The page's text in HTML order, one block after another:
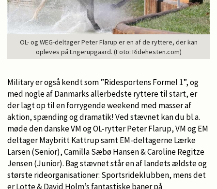
OL- og WEG-deltager Peter Flarup er en af de ryttere, der kan
opleves på Engerupgaard. (Foto: Ridehesten.com)
Military er også kendt som ”Ridesportens Formel 1”, og
med nogle af Danmarks allerbedste ryttere til start, er
der lagt op til en forrygende weekend med masser af
aktion, spænding og dramatik! Ved stævnet kan du bl.a.
møde den danske VM og OL-rytter Peter Flarup, VM og EM
deltager Maybritt Kattrup samt EM-deltagerne Lærke
Larsen (Senior), Camilla Sæbø Hansen & Caroline Regitze
Jensen (Junior). Bag stævnet står en af landets ældste og
største rideorganisationer: Sportsrideklubben, mens det
er Lotte & David Holm’s fantastiske baner på